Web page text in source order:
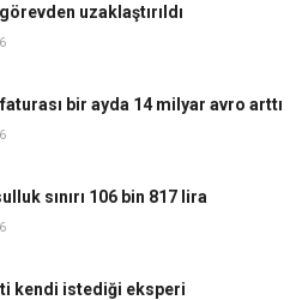
uzaklaştırıldı
bir ayda 14 milyar avro arttı
sınırı 106 bin 817 lira
kendi istediği eksperi